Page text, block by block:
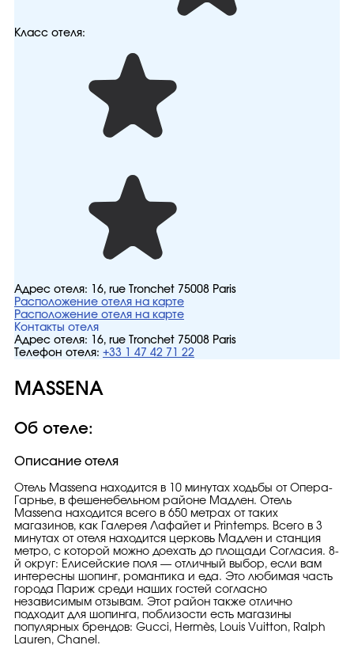
Класс отеля:
Адрес отеля:
16, rue Tronchet 75008 Paris
Расположение отеля на карте
Расположение отеля на карте
Контакты отеля
Адрес отеля:
16, rue Tronchet 75008 Paris
Телефон отеля: +33 1 47 42 71 22
MASSENA
Об отеле:
Описание отеля
Отель Massena находится в 10 минутах ходьбы от Опера-
Гарнье, в фешенебельном районе Мадлен. Отель
Massena находится всего в 650 метрах от таких
магазинов, как Галерея Лафайет и Printemps. Всего в 3
минутах от отеля находится церковь Мадлен и станция
метро, ​​с которой можно доехать до площади Согласия. 8-
й округ: Елисейские поля — отличный выбор, если вам
интересны шопинг, романтика и еда. Это любимая часть
города Париж среди наших гостей согласно
независимым отзывам. Этот район также отлично
подходит для шопинга, поблизости есть магазины
популярных брендов: Gucci, Hermès, Louis Vuitton, Ralph
Lauren, Chanel.